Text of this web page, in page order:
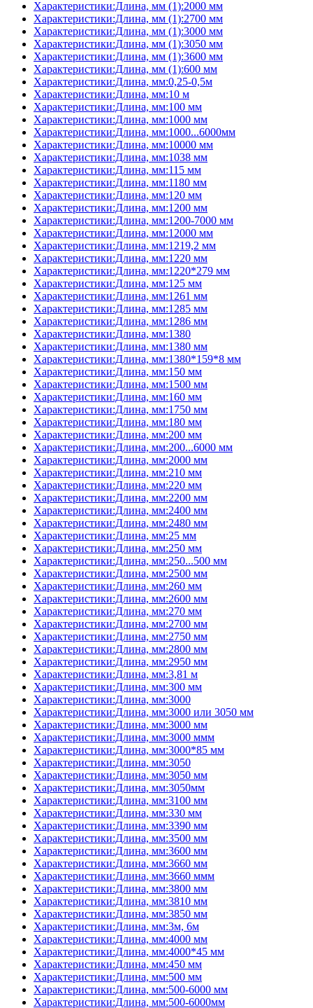
Характеристики:Длина, мм (1):2000 мм
Характеристики:Длина, мм (1):2700 мм
Характеристики:Длина, мм (1):3000 мм
Характеристики:Длина, мм (1):3050 мм
Характеристики:Длина, мм (1):3600 мм
Характеристики:Длина, мм (1):600 мм
Характеристики:Длина, мм:0,25-0,5м
Характеристики:Длина, мм:10 м
Характеристики:Длина, мм:100 мм
Характеристики:Длина, мм:1000 мм
Характеристики:Длина, мм:1000...6000мм
Характеристики:Длина, мм:10000 мм
Характеристики:Длина, мм:1038 мм
Характеристики:Длина, мм:115 мм
Характеристики:Длина, мм:1180 мм
Характеристики:Длина, мм:120 мм
Характеристики:Длина, мм:1200 мм
Характеристики:Длина, мм:1200-7000 мм
Характеристики:Длина, мм:12000 мм
Характеристики:Длина, мм:1219,2 мм
Характеристики:Длина, мм:1220 мм
Характеристики:Длина, мм:1220*279 мм
Характеристики:Длина, мм:125 мм
Характеристики:Длина, мм:1261 мм
Характеристики:Длина, мм:1285 мм
Характеристики:Длина, мм:1286 мм
Характеристики:Длина, мм:1380
Характеристики:Длина, мм:1380 мм
Характеристики:Длина, мм:1380*159*8 мм
Характеристики:Длина, мм:150 мм
Характеристики:Длина, мм:1500 мм
Характеристики:Длина, мм:160 мм
Характеристики:Длина, мм:1750 мм
Характеристики:Длина, мм:180 мм
Характеристики:Длина, мм:200 мм
Характеристики:Длина, мм:200...6000 мм
Характеристики:Длина, мм:2000 мм
Характеристики:Длина, мм:210 мм
Характеристики:Длина, мм:220 мм
Характеристики:Длина, мм:2200 мм
Характеристики:Длина, мм:2400 мм
Характеристики:Длина, мм:2480 мм
Характеристики:Длина, мм:25 мм
Характеристики:Длина, мм:250 мм
Характеристики:Длина, мм:250...500 мм
Характеристики:Длина, мм:2500 мм
Характеристики:Длина, мм:260 мм
Характеристики:Длина, мм:2600 мм
Характеристики:Длина, мм:270 мм
Характеристики:Длина, мм:2700 мм
Характеристики:Длина, мм:2750 мм
Характеристики:Длина, мм:2800 мм
Характеристики:Длина, мм:2950 мм
Характеристики:Длина, мм:3,81 м
Характеристики:Длина, мм:300 мм
Характеристики:Длина, мм:3000
Характеристики:Длина, мм:3000 или 3050 мм
Характеристики:Длина, мм:3000 мм
Характеристики:Длина, мм:3000 ммм
Характеристики:Длина, мм:3000*85 мм
Характеристики:Длина, мм:3050
Характеристики:Длина, мм:3050 мм
Характеристики:Длина, мм:3050мм
Характеристики:Длина, мм:3100 мм
Характеристики:Длина, мм:330 мм
Характеристики:Длина, мм:3390 мм
Характеристики:Длина, мм:3500 мм
Характеристики:Длина, мм:3600 мм
Характеристики:Длина, мм:3660 мм
Характеристики:Длина, мм:3660 ммм
Характеристики:Длина, мм:3800 мм
Характеристики:Длина, мм:3810 мм
Характеристики:Длина, мм:3850 мм
Характеристики:Длина, мм:3м, 6м
Характеристики:Длина, мм:4000 мм
Характеристики:Длина, мм:4000*45 мм
Характеристики:Длина, мм:450 мм
Характеристики:Длина, мм:500 мм
Характеристики:Длина, мм:500-6000 мм
Характеристики:Длина, мм:500-6000мм